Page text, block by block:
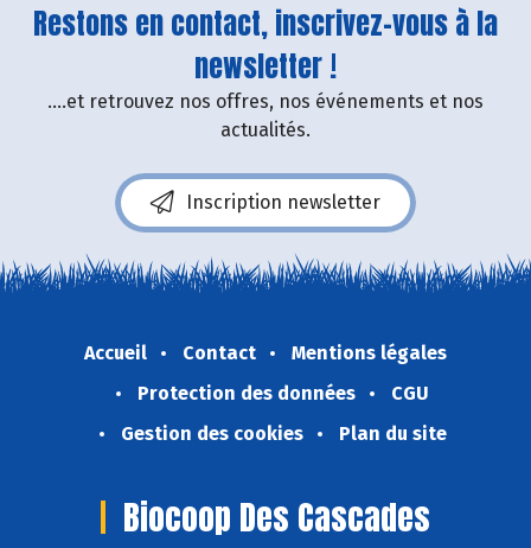
Restons en contact, inscrivez-vous à la
newsletter !
....et retrouvez nos offres, nos événements et nos
actualités.
Inscription newsletter
Accueil Contact
Mentions légales
Protection des données
CGU
Gestion des cookies
Plan du site
Biocoop Des Cascades